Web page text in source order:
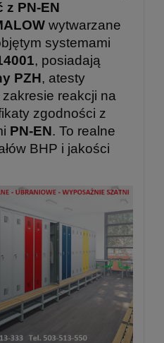
z PN-EN
wytwarzane
systemami
, posiadają
PZH, atesty
reakcji na
zgodności z
PN-EN. To realne
BHP i jakości